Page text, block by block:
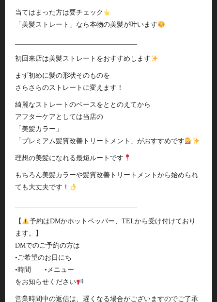
当てはまった方は要チェック
「美髪ストレート」なら本物の美髪が叶います
初回来店は美髪ストレートをおすすめします
まず初めに髪の形状そのものを
さらさらのストレートに変えます！
綺麗なストレートのベースをととのえてから
アフターケアとしては当店の
「美髪カラー」
「プレミアム髪質改善トリートメント」がおすすめです
理想の美髪になれる最短ルートです
もちろん美髪カラーや髪質改善トリートメントから始められ
ても大丈夫です！
【
予約はDMかホットペッパー、TELから受け付けており
ます。】
DMでのご予約の方は
•ご希望のお日にち
•時間 •メニュー
をお知らせください
営業時間中の返信は、遅くなる場合がございますのでご了承